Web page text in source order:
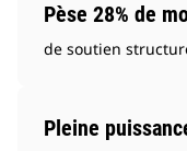
Pèse 28% de
de soutien
Pleine